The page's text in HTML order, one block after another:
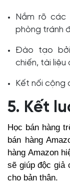
Nắm rõ các
phòng tránh
Đào tạo bởi
chiến, tài liệu
Kết nối cộng
5. Kết
Học bán hàng
bán hàng
hàng Amazon
sẽ giúp độc giả
cho bản thân.